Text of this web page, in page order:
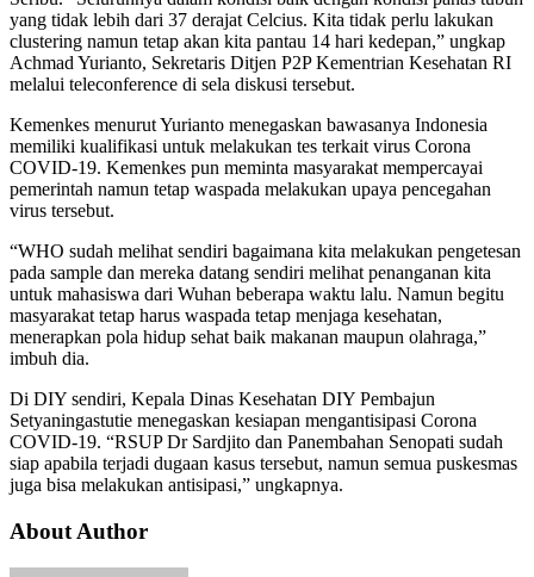
yang tidak lebih dari 37 derajat Celcius. Kita tidak perlu lakukan
clustering namun tetap akan kita pantau 14 hari kedepan,” ungkap
Achmad Yurianto, Sekretaris Ditjen P2P Kementrian Kesehatan RI
melalui teleconference di sela diskusi tersebut.
Kemenkes menurut Yurianto menegaskan bawasanya Indonesia
memiliki kualifikasi untuk melakukan tes terkait virus Corona
COVID-19. Kemenkes pun meminta masyarakat mempercayai
pemerintah namun tetap waspada melakukan upaya pencegahan
virus tersebut.
“WHO sudah melihat sendiri bagaimana kita melakukan pengetesan
pada sample dan mereka datang sendiri melihat penanganan kita
untuk mahasiswa dari Wuhan beberapa waktu lalu. Namun begitu
masyarakat tetap harus waspada tetap menjaga kesehatan,
menerapkan pola hidup sehat baik makanan maupun olahraga,”
imbuh dia.
Di DIY sendiri, Kepala Dinas Kesehatan DIY Pembajun
Setyaningastutie menegaskan kesiapan mengantisipasi Corona
COVID-19. “RSUP Dr Sardjito dan Panembahan Senopati sudah
siap apabila terjadi dugaan kasus tersebut, namun semua puskesmas
juga bisa melakukan antisipasi,” ungkapnya.
About Author